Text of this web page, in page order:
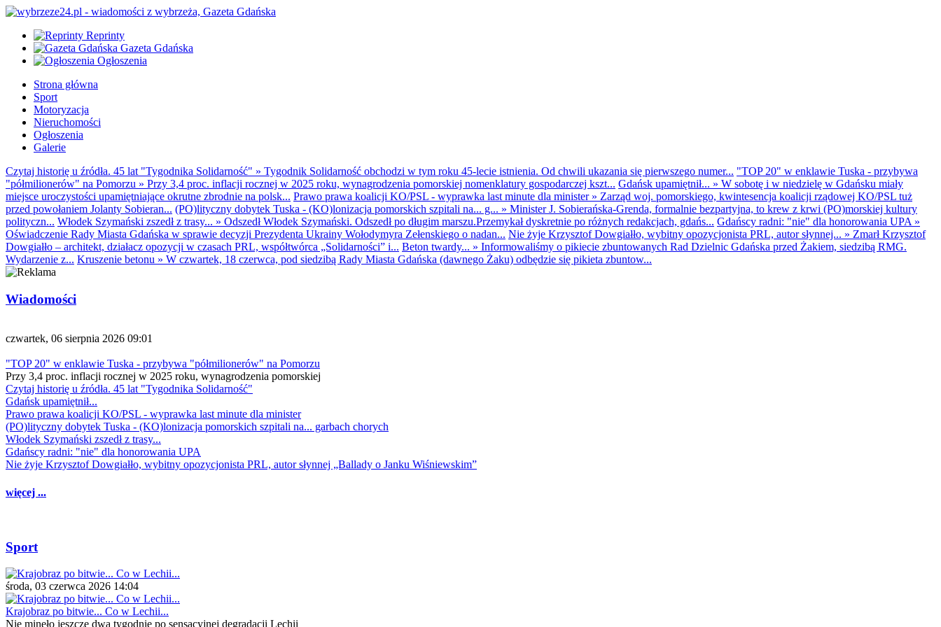
Reprinty
Gazeta Gdańska
Ogłoszenia
Strona główna
Sport
Motoryzacja
Nieruchomości
Ogłoszenia
Galerie
Czytaj historię u źródła. 45 lat "Tygodnika Solidarność" » Tygodnik Solidarność obchodzi w tym roku 45-lecie istnienia. Od chwili ukazania się pierwszego numer... "TOP 20" w enklawie Tuska - przybywa
"półmilionerów" na Pomorzu » Przy 3,4 proc. inflacji rocznej w 2025 roku, wynagrodzenia pomorskiej nomenklatury gospodarczej kszt... Gdańsk upamiętnił... » W sobotę i w niedzielę w Gdańsku miały
miejsce uroczystości upamiętniające okrutne zbrodnie na polsk... Prawo prawa koalicji KO/PSL - wyprawka last minute dla minister» Zarząd woj. pomorskiego, kwintesencja koalicji rządowej KO/PSL tuż
przed powołaniem Jolanty Sobieran... (PO)lityczny dobytek Tuska - (KO)lonizacja pomorskich szpitali na... g... » Minister J. Sobierańska-Grenda, formalnie bezpartyjna, to krew z krwi (PO)morskiej kultury
polityczn... Włodek Szymański zszedł z trasy... » Odszedł Włodek Szymański. Odszedł po długim marszu.Przemykał dyskretnie po różnych redakcjach, gdańs... Gdańscy radni: "nie" dla honorowania UPA »
Oświadczenie Rady Miasta Gdańska w sprawie decyzji Prezydenta Ukrainy Wołodymyra Zełenskiego o nadan... Nie żyje Krzysztof Dowgiałło, wybitny opozycjonista PRL, autor słynnej... » Zmarł Krzysztof
Dowgiałło – architekt, działacz opozycji w czasach PRL, współtwórca „Solidarności” i... Beton twardy... » Informowaliśmy o pikiecie zbuntowanych Rad Dzielnic Gdańska przed Żakiem, siedzibą RMG.
Wydarzenie z... Kruszenie betonu » W czwartek, 18 czerwca, pod siedzibą Rady Miasta Gdańska (dawnego Żaku) odbędzie się pikieta zbuntow...
Wiadomości
czwartek, 06 sierpnia 2026 09:01
"TOP 20" w enklawie Tuska - przybywa "półmilionerów" na Pomorzu
Przy 3,4 proc. inflacji rocznej w 2025 roku, wynagrodzenia pomorskiej
Czytaj historię u źródła. 45 lat "Tygodnika Solidarność"
Gdańsk upamiętnił...
Prawo prawa koalicji KO/PSL - wyprawka last minute dla minister
(PO)lityczny dobytek Tuska - (KO)lonizacja pomorskich szpitali na... garbach chorych
Włodek Szymański zszedł z trasy...
Gdańscy radni: "nie" dla honorowania UPA
Nie żyje Krzysztof Dowgiałło, wybitny opozycjonista PRL, autor słynnej „Ballady o Janku Wiśniewskim”
więcej ...
Sport
środa, 03 czerwca 2026 14:04
Krajobraz po bitwie... Co w Lechii...
Nie minęło jeszcze dwa tygodnie po sensacyjnej degradacji Lechii